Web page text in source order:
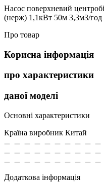
Насос поверхневий
(нерж) 1,1кВт 50м 3,3м3/год
Про товар
Корисна інформація
про характеристики
даної моделі
Основні характеристики
Країна виробник Китай
Додаткова інформація